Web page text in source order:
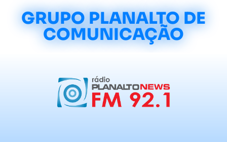
GRUPO PLANALTO DE
COMUNICAÇÃO